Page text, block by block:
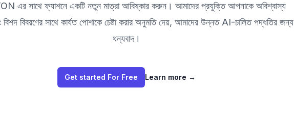
এর সাথে ফ্যাশনে একটি নতুন মাত্রা আবিষ্কার করুন। আমাদের প্রযুক্তি আপনাকে অবিশ্বাস্য
বিশদ বিবরণের সাথে কার্যত পোশাকে চেষ্টা করার অনুমতি দেয়, আমাদের উন্নত AI-চালিত পদ্ধতির জন্য
ধন্যবাদ।
Get started For Free Learn more →